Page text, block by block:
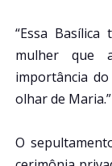
“Essa
mulher que
importância
olhar de Maria.”
O